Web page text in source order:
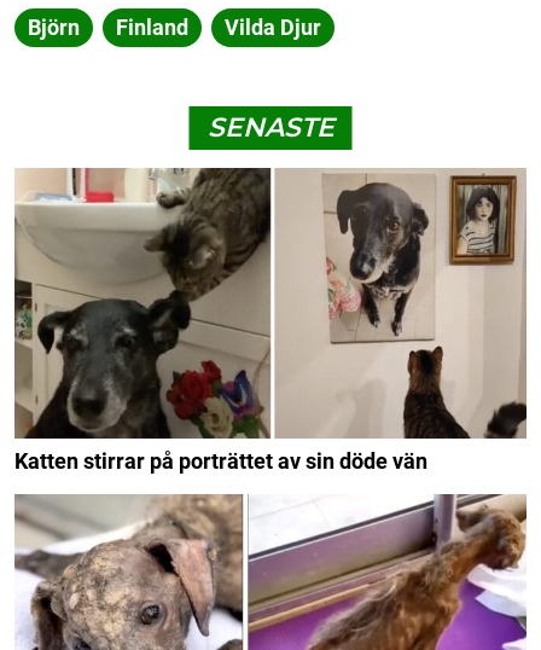
Björn Finland Vilda Djur
SENASTE
Katten stirrar på porträttet av sin döde vän